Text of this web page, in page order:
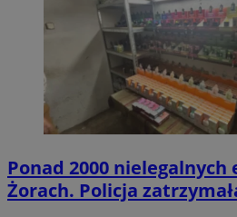
Ponad 2000
Żorach. Policja